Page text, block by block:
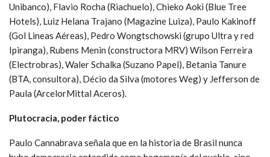
Unibanco), Flavio Rocha (Riachuelo), Chieko Aoki (Blue Tree
Hotels), Luiz Helana Trajano (Magazine Luiza), Paulo Kakinoff
(Gol Lineas Aéreas), Pedro Wongtschowski (grupo Ultra y red
Ipiranga), Rubens Menin (constructora MRV) Wilson Ferreira
(Electrobras), Waler Schalka (Suzano Papel), Betania Tanure
(BTA, consultora), Décio da Silva (motores Weg) y Jefferson de
Paula (ArcelorMittal Aceros).
Plutocracia, poder fáctico
Paulo Cannabrava señala que en la historia de Brasil nunca